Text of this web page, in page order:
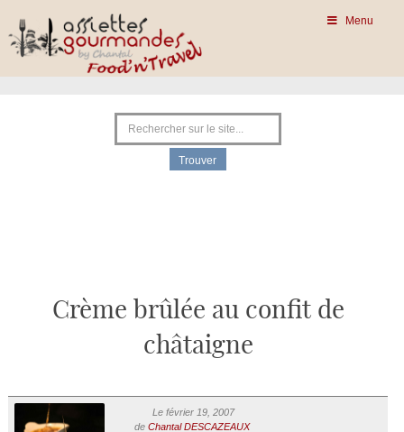
Menu
Crème brûlée au confit de
châtaigne
Le février 19, 2007
de Chantal DESCAZEAUX